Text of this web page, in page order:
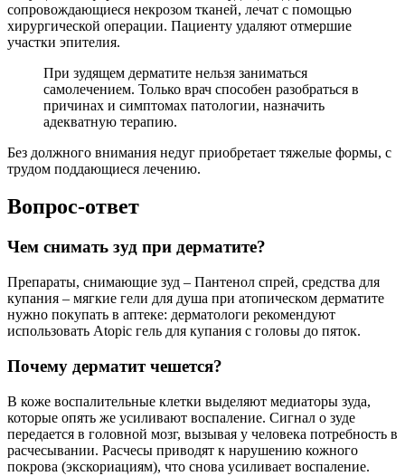
сопровождающиеся некрозом тканей, лечат с помощью
хирургической операции. Пациенту удаляют отмершие
участки эпителия.
При зудящем дерматите нельзя заниматься
самолечением. Только врач способен разобраться в
причинах и симптомах патологии, назначить
адекватную терапию.
Без должного внимания недуг приобретает тяжелые формы, с
трудом поддающиеся лечению.
Вопрос-ответ
Чем снимать зуд при дерматите?
Препараты, снимающие зуд – Пантенол спрей, средства для
купания – мягкие гели для душа при атопическом дерматите
нужно покупать в аптеке: дерматологи рекомендуют
использовать Atopic гель для купания с головы до пяток.
Почему дерматит чешется?
В коже воспалительные клетки выделяют медиаторы зуда,
которые опять же усиливают воспаление. Сигнал о зуде
передается в головной мозг, вызывая у человека потребность в
расчесывании. Расчесы приводят к нарушению кожного
покрова (экскориациям), что снова усиливает воспаление.